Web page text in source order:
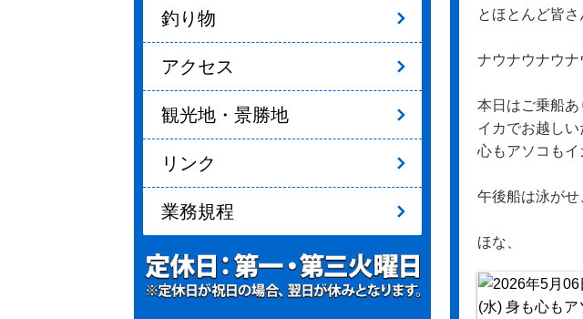
とほとんど皆さ
ナウナウナウナ
本日はご乗船
イカでお越し
心もアソコもイ
午後船は泳がせ
ほな、
釣り物
アクセス
観光地・景勝地
リンク
業務規程